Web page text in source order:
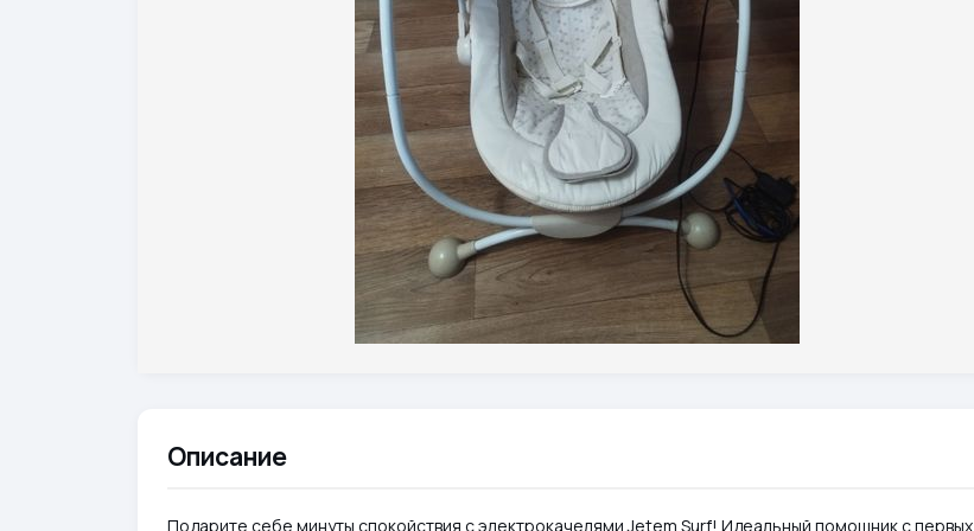
Описание
Подарите себе минуты спокойствия с электрокачелями Jetem Surf! Идеальный помощник с первых